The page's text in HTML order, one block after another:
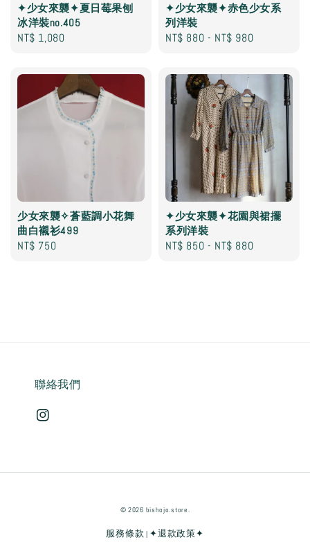
✦少女來襲✦夏日莓果刨
冰洋裝no.405
Regular
NT$ 1,080
✦少女來襲✦赤色少女系
列洋裝
Regular
NT$ 880 - NT$ 980
少女來襲✧蒼藍調小花舞
曲白襯衫499
Regular
NT$ 750
✦少女來襲✦花園與裙擺
系列洋裝
Regular
NT$ 850 - NT$ 880
聯絡我們
© 2026 bishojo.store.
服務條款 | ✦退款政策✦